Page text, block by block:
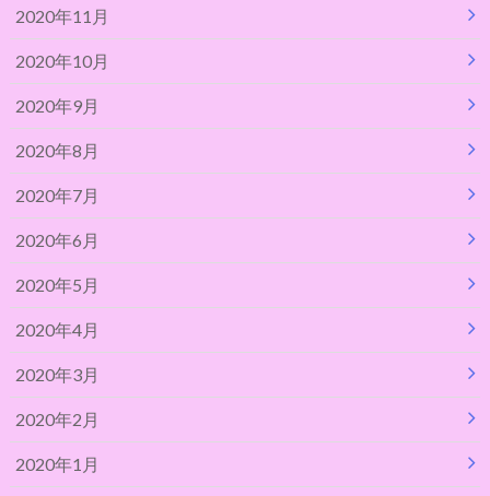
2020年11月
2020年10月
2020年9月
2020年8月
2020年7月
2020年6月
2020年5月
2020年4月
2020年3月
2020年2月
2020年1月